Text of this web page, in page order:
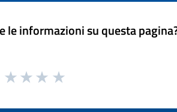
le informazioni su questa